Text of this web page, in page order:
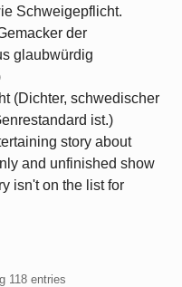
Schweigepflicht.
der
glaubwürdig
(Dichter, schwedischer
ist.)
story about
and unfinished show
isn't on the list for
118 entries